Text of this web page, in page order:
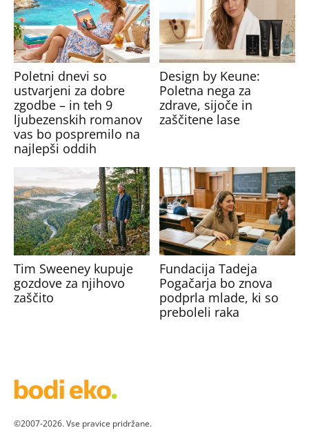
Poletni dnevi so
ustvarjeni za dobre
zgodbe – in teh 9
ljubezenskih romanov
vas bo pospremilo na
najlepši oddih
Design by Keune:
Poletna nega za
zdrave, sijoče in
zaščitene lase
Tim Sweeney kupuje
gozdove za njihovo
zaščito
Fundacija Tadeja
Pogačarja bo znova
podprla mlade, ki so
preboleli raka
©2007-2026. Vse pravice pridržane.